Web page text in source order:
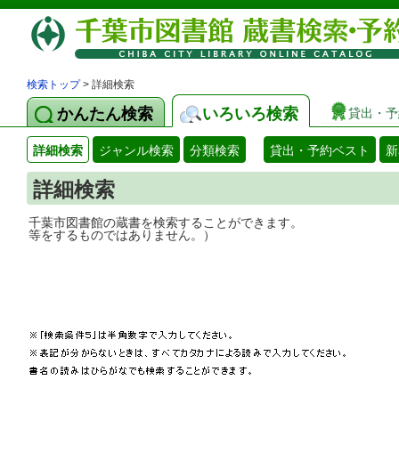
検索トップ> 詳細検索
かんたん検索 いろいろ検索 貸出・
詳細検索 ジャンル検索 分類検索 貸出・予約ベスト
詳細検索
千葉市図書館の蔵書を検索することがで
等をするものではありません。）